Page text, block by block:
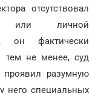
отсутствовал
или личной
он фактически
тем не менее, суд
разумную
него специальных